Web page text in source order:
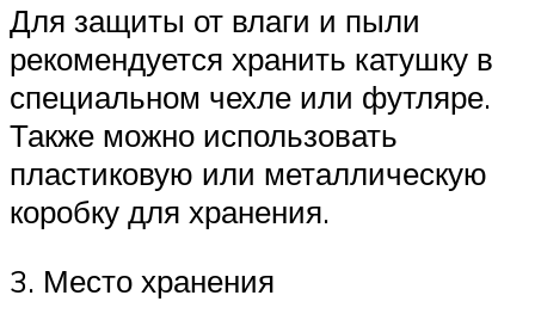
Для защиты от влаги и пыли
рекомендуется хранить катушку в
специальном чехле или футляре.
Также можно использовать
пластиковую или металлическую
коробку для хранения.
3. Место хранения